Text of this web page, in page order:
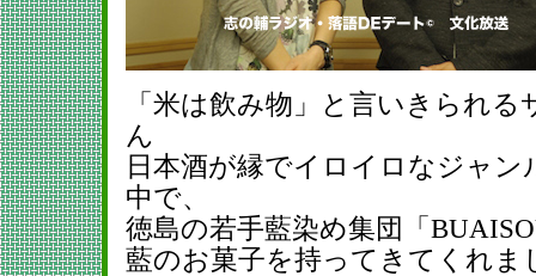
「米は飲み物」と言いきられ
ん
日本酒が縁でイロイロなジャ
中で、
徳島の若手藍染め集団「
藍のお菓子を持ってきてくれま